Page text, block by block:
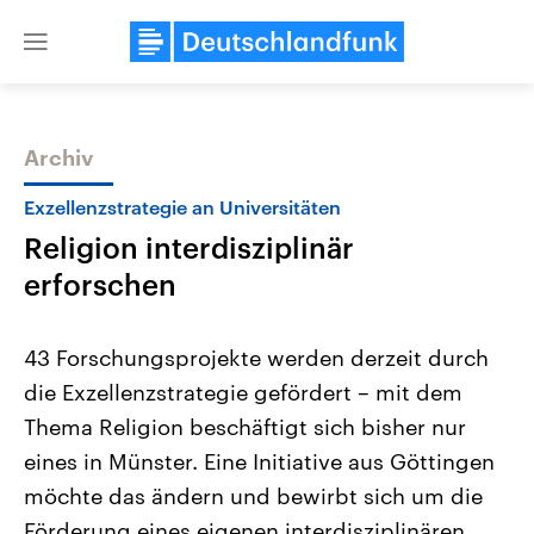
Close
Themen
Landtagswahl Sachsen-Anhalt
2026
Alle Informationen
Sachsen-Anhalt wählt am 6.
September 2026 einen neuen
Landtag. Seit 2021 wird das
Bundesland von einer Koalition aus
USA
Aktuelle Beiträge,
Hintergründe
Wirtschaftlich und
gehören die Vereinigten
den mächtigsten Ländern
mit großem Einfluss auf
Archiv
Exzellenzstrategie an Universitäten
Religion interdisziplinär
erforschen
43 Forschungsprojekte werden derzeit durch
die Exzellenzstrategie gefördert – mit dem
Thema Religion beschäftigt sich bisher nur
eines in Münster. Eine Initiative aus Göttingen
möchte das ändern und bewirbt sich um die